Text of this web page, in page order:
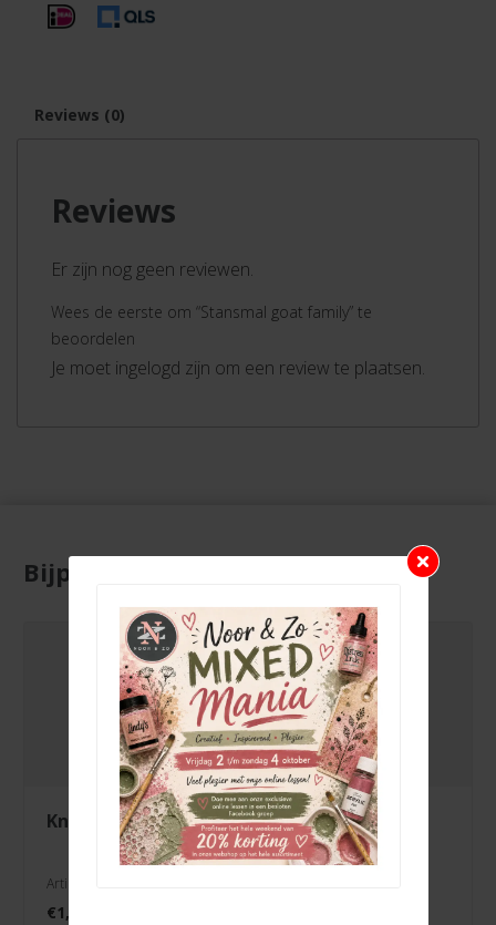
Reviews (0)
Reviews
Er zijn nog geen reviewen.
Wees de eerste om “Stansmal goat family” te
beoordelen
Je moet ingelogd zijn om een review te plaatsen.
Bijpassende producten
knipvel muisjes
Artikelnr. 3000/0117
€1,99
knipvel just
married